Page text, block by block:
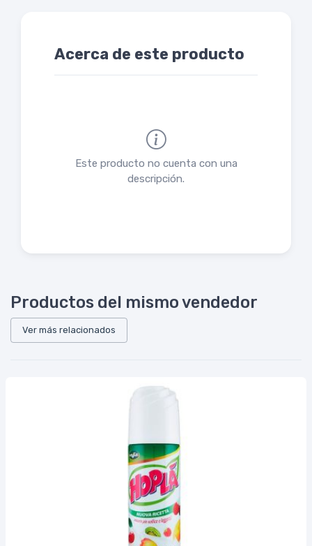
Acerca de este producto
Este producto no cuenta con una
descripción.
Productos del mismo vendedor
Ver más relacionados